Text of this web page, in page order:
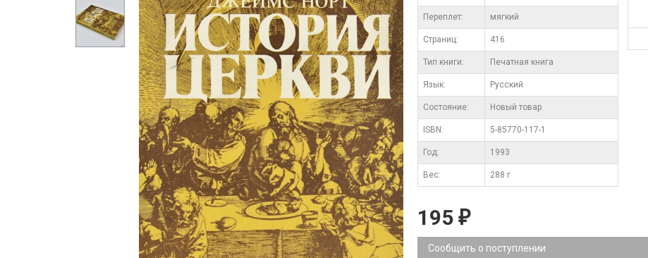
Переплет: мягкий
Cтраниц: 416
Тип книги: Печатная книга
Язык: Русский
Состояние: Новый товар
ISBN: 5-85770-117-1
Год: 1993
Вес: 288 г
195 ₽
Сообщить о поступлении